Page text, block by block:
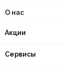
О нас
Акции
Сервисы